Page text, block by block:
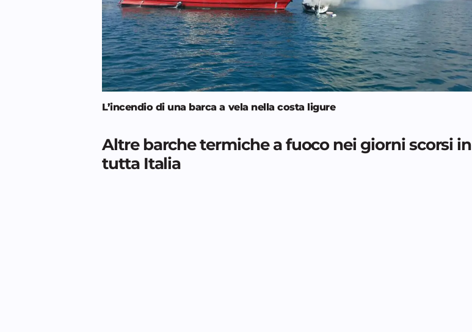
L’incendio di una barca a vela nella costa ligure
Altre barche termiche a fuoco nei giorni scorsi in
tutta Italia